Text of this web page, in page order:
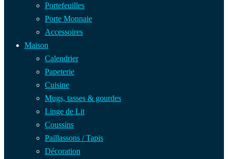
Portefeuilles
Porte Monnaie
Accessoires
Maison
Calendrier
Papeterie
Cuisine
Mugs, tasses & gourdes
Linge de Lit
Coussins
Paillassons / Tapis
Décoration